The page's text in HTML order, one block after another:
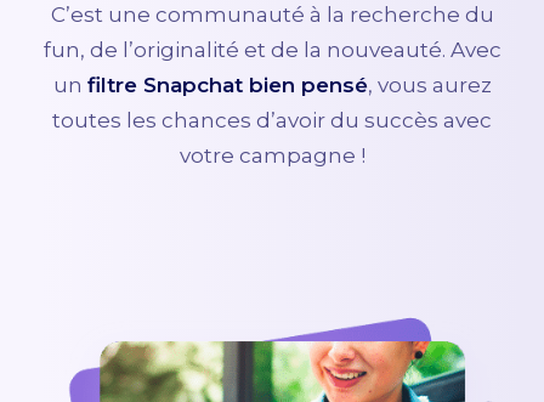
C’est une communauté à la recherche du
fun, de l’originalité et de la nouveauté. Avec
un filtre Snapchat bien pensé, vous aurez
toutes les chances d’avoir du succès avec
votre campagne !